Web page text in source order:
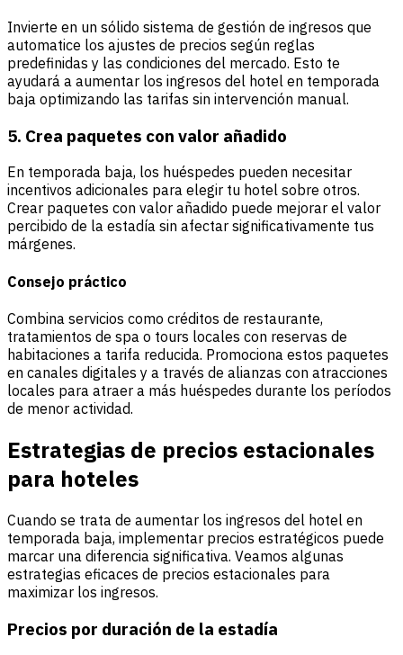
Invierte en un sólido sistema de gestión de ingresos que
automatice los ajustes de precios según reglas
predefinidas y las condiciones del mercado. Esto te
ayudará a aumentar los ingresos del hotel en temporada
baja optimizando las tarifas sin intervención manual.
5. Crea paquetes con valor añadido
En temporada baja, los huéspedes pueden necesitar
incentivos adicionales para elegir tu hotel sobre otros.
Crear paquetes con valor añadido puede mejorar el valor
percibido de la estadía sin afectar significativamente tus
márgenes.
Consejo práctico
Combina servicios como créditos de restaurante,
tratamientos de spa o tours locales con reservas de
habitaciones a tarifa reducida. Promociona estos paquetes
en canales digitales y a través de alianzas con atracciones
locales para atraer a más huéspedes durante los períodos
de menor actividad.
Estrategias de precios estacionales
para hoteles
Cuando se trata de aumentar los ingresos del hotel en
temporada baja, implementar precios estratégicos puede
marcar una diferencia significativa. Veamos algunas
estrategias eficaces de precios estacionales para
maximizar los ingresos.
Precios por duración de la estadía